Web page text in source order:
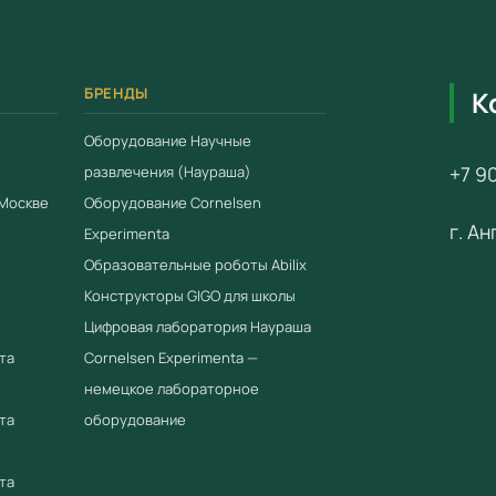
БРЕНДЫ
Оборудование Научные
развлечения (Наураша)
Оборудование Cornelsen
Experimenta
Образовательные роботы Abilix
Конструкторы GIGO для школы
Цифровая лаборатория Наураша
Cornelsen Experimenta —
немецкое лабораторное
оборудование
+7
г.